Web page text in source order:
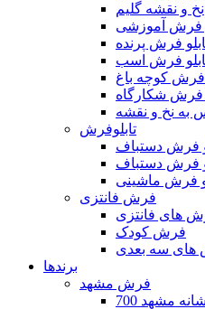
نخ و نقشه گلیم
فرش آموزشی
فرش پرنده
فرش اسب
فرش کوچه باغ
فرش شکارگاه
به نخ و نقشه
تابلوفرش
فرش دستباف
فرش دستباف
فرش ماشینی
فرش فانتزی
های فانتزی
فرش کودک
سه بعدی
برندها
فرش مشهد
700 شانه مشهد